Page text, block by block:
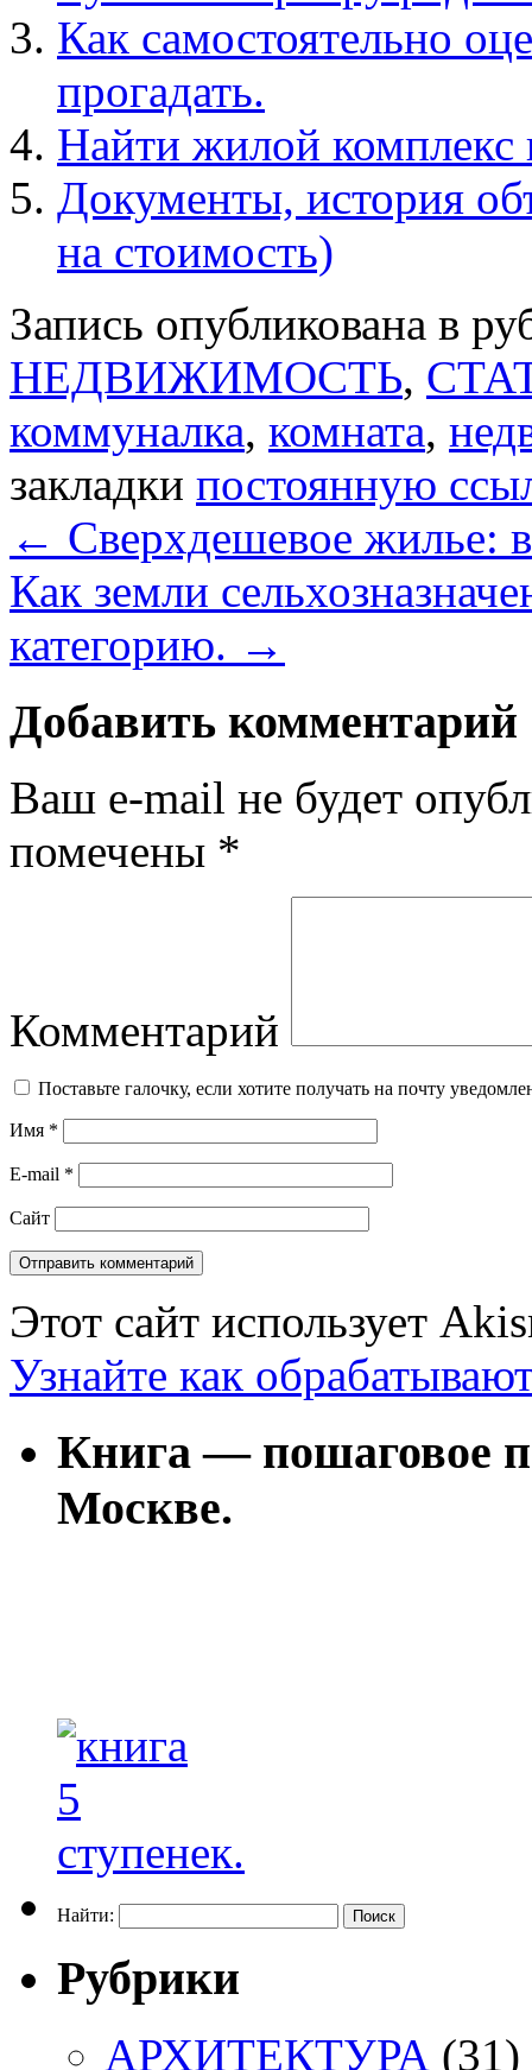
Как самостоятельно
прогадать.
Найти жилой комплекс
Документы, история
на стоимость)
Запись опубликована в
НЕДВИЖИМОСТЬ,
коммуналка, комната,
закладки постоянную
← Сверхдешевое жилье:
Как земли
категорию. →
Добавить комментарий
Ваш e-mail не будет
помечены *
Комментарий
Поставьте галочку, если хотите получать на почту
Имя *
E-mail *
Сайт
Этот сайт использует
Узнайте как
Книга — пошаговое
Москве.
Найти:
Рубрики
АРХИТЕКТУРА (31)